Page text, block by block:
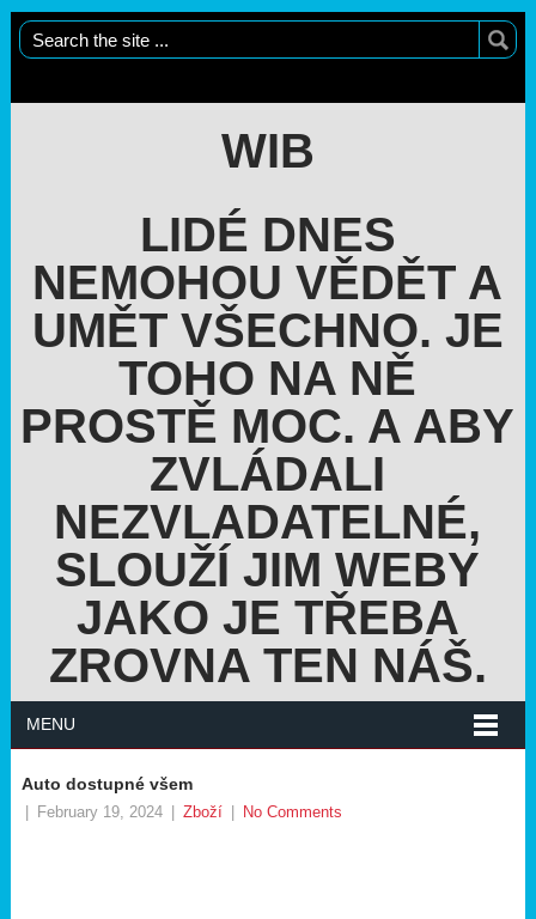
WIB
LIDÉ DNES
NEMOHOU VĚDĚT A
UMĚT VŠECHNO. JE
TOHO NA NĚ
PROSTĚ MOC. A ABY
ZVLÁDALI
NEZVLADATELNÉ,
SLOUŽÍ JIM WEBY
JAKO JE TŘEBA
ZROVNA TEN NÁŠ.
MENU
Auto dostupné všem
February 19, 2024 Zboží No Comments